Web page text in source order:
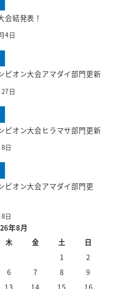
会結発表！
4日
ピオン大会アマダイ部門更新
日
ピオン大会ヒラマサ部門更新
日
ピオン大会アマダイ部門更
日
年8月
木 金 土
日
1
2
6 7 8
9
13 14 15
16